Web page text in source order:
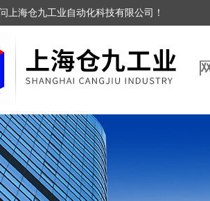
上海仓九工业自动化科技有限公司！